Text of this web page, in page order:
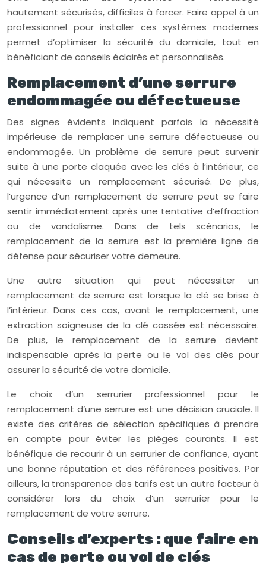
hautement sécurisés, difficiles à forcer. Faire appel à un
professionnel pour installer ces systèmes modernes
permet d’optimiser la sécurité du domicile, tout en
bénéficiant de conseils éclairés et personnalisés.
Remplacement d’une serrure
endommagée ou défectueuse
Des signes évidents indiquent parfois la nécessité
impérieuse de remplacer une serrure défectueuse ou
endommagée. Un problème de serrure peut survenir
suite à une porte claquée avec les clés à l’intérieur, ce
qui nécessite un remplacement sécurisé. De plus,
l’urgence d’un remplacement de serrure peut se faire
sentir immédiatement après une tentative d’effraction
ou de vandalisme. Dans de tels scénarios, le
remplacement de la serrure est la première ligne de
défense pour sécuriser votre demeure.
Une autre situation qui peut nécessiter un
remplacement de serrure est lorsque la clé se brise à
l’intérieur. Dans ces cas, avant le remplacement, une
extraction soigneuse de la clé cassée est nécessaire.
De plus, le remplacement de la serrure devient
indispensable après la perte ou le vol des clés pour
assurer la sécurité de votre domicile.
Le choix d’un serrurier professionnel pour le
remplacement d’une serrure est une décision cruciale. Il
existe des critères de sélection spécifiques à prendre
en compte pour éviter les pièges courants. Il est
bénéfique de recourir à un serrurier de confiance, ayant
une bonne réputation et des références positives. Par
ailleurs, la transparence des tarifs est un autre facteur à
considérer lors du choix d’un serrurier pour le
remplacement de votre serrure.
Conseils d’experts : que faire en
cas de perte ou vol de clés